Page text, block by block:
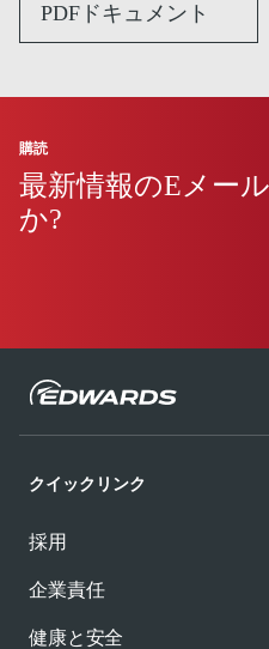
PDFドキュメント
購読
最新情報のEメー
か?
クイックリンク
採用
企業責任
健康と安全